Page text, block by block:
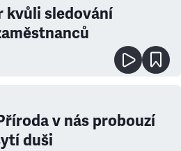
kvůli sledování
v nás probouzí
duši